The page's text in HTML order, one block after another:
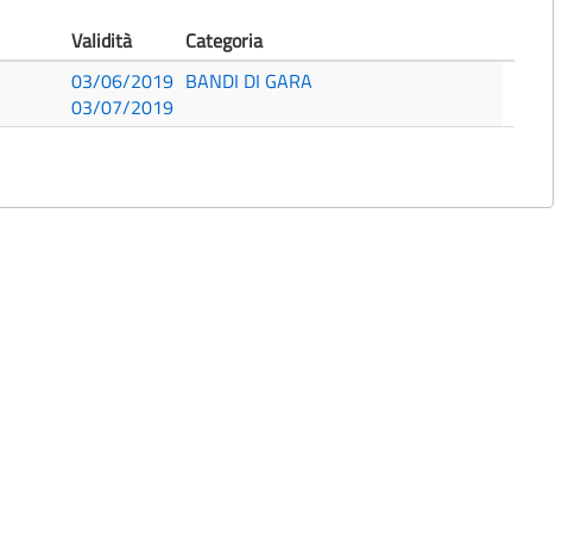
Validità
Categoria
03/06/2019
03/07/2019
BANDI DI GARA